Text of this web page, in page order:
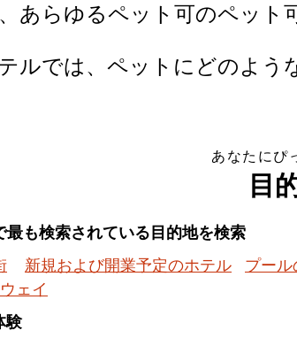
あらゆるペット可のペッ
ルでは、ペットにどのよ
あなたにぴ
目
も検索されている目的地を検索
新規および開業予定のホテル プー
ェイ
験